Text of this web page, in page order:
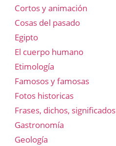
Cortos y animación
Cosas del pasado
Egipto
El cuerpo humano
Etimología
Famosos y famosas
Fotos historicas
Frases, dichos, significados
Gastronomía
Geología